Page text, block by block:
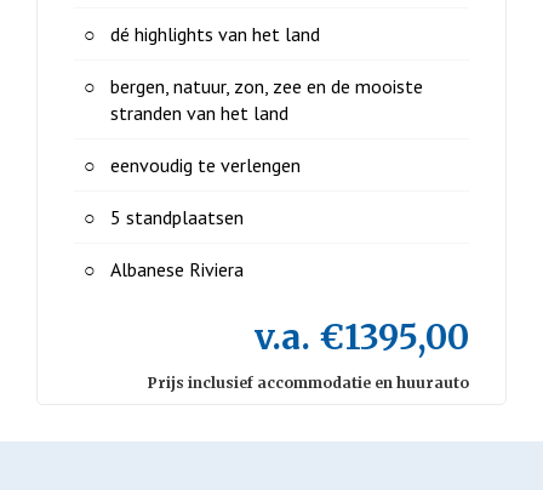
dé highlights van het land
bergen, natuur, zon, zee en de mooiste
stranden van het land
eenvoudig te verlengen
5 standplaatsen
Albanese Riviera
v.a. €1395,00
Prijs inclusief accommodatie en huurauto